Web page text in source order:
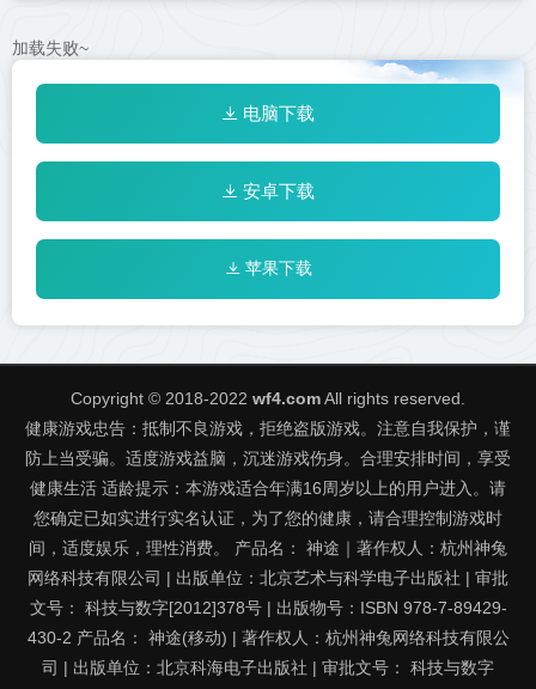
加载失败~
电脑下载
安卓下载
苹果下载
Copyright © 2018-2022 wf4.comAll rights reserved.
健康游戏忠告：抵制不良游戏，拒绝盗版游戏。注意自我保护，谨
防上当受骗。适度游戏益脑，沉迷游戏伤身。合理安排时间，享受
健康生活 适龄提示：本游戏适合年满16周岁以上的用户进入。请
您确定已如实进行实名认证，为了您的健康，请合理控制游戏时
间，适度娱乐，理性消费。 产品名： 神途｜著作权人：杭州神兔
网络科技有限公司 | 出版单位：北京艺术与科学电子出版社 | 审批
文号： 科技与数字[2012]378号 | 出版物号：ISBN 978-7-89429-
430-2 产品名： 神途(移动) | 著作权人：杭州神兔网络科技有限公
司 | 出版单位：北京科海电子出版社 | 审批文号： 科技与数字